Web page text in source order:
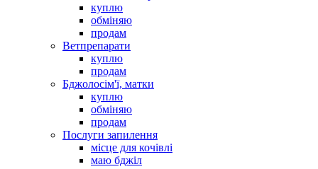
куплю
обміняю
продам
Ветпрепарати
куплю
продам
Бджолосім'ї, матки
куплю
обміняю
продам
Послуги запилення
місце для кочівлі
маю бджіл